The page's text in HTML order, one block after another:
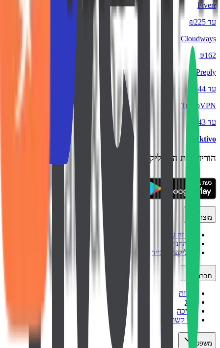
Fiverr
עד ₪225
Cloudways
₪162
Preply
עד ₪44
TurboVPN
עד ₪43
backtivo
הורידו את האפליקציה
מוצר
איך זה עובד
כל החנויות
אפליקציה לנייד
חברה
אודות
בלוג
תמיכה
צור קשר
משפטי